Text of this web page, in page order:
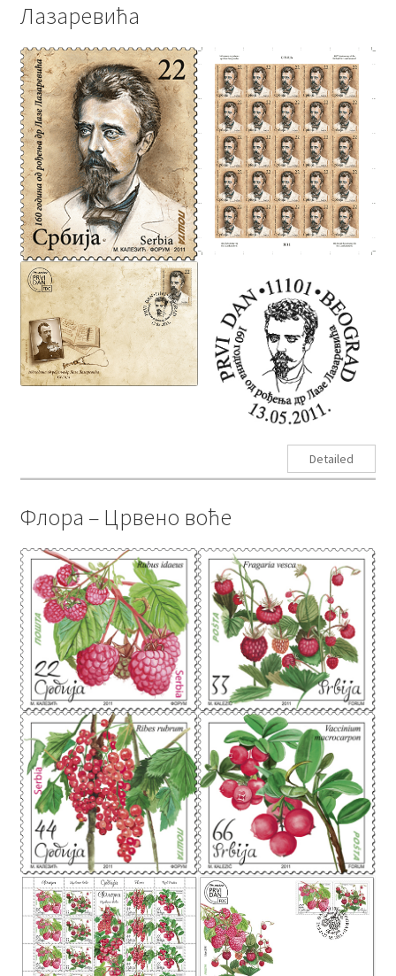
Лазаревића
Detailed
Флора – Црвено воће